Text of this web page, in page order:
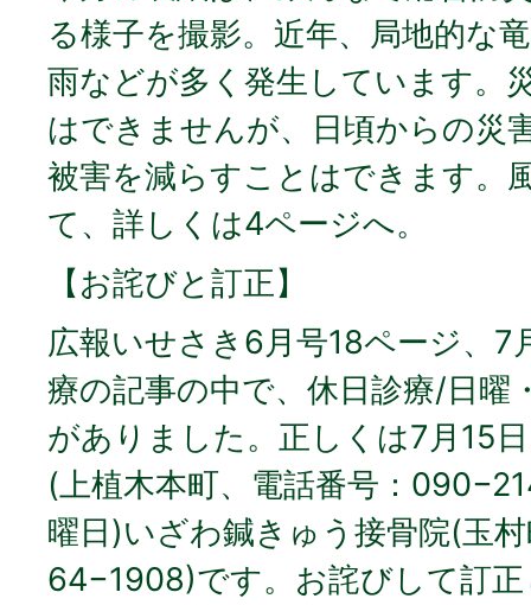
る様子を撮影。近年、局地的な
雨などが多く発生しています。
はできませんが、日頃からの災
被害を減らすことはできます。
て、詳しくは4ページへ。
【お詫びと訂正】
広報いせさき6月号18ページ、7
療の記事の中で、休日診療/日曜
がありました。正しくは7月15
(上植木本町、電話番号：
曜日)いざわ鍼きゅう接骨院(玉
64−1908)です。お詫びして訂